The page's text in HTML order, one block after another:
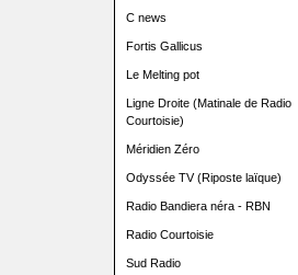
C news
Fortis Gallicus
Le Melting pot
Ligne Droite (Matinale de Radio
Courtoisie)
Méridien Zéro
Odyssée TV (Riposte laïque)
Radio Bandiera néra - RBN
Radio Courtoisie
Sud Radio